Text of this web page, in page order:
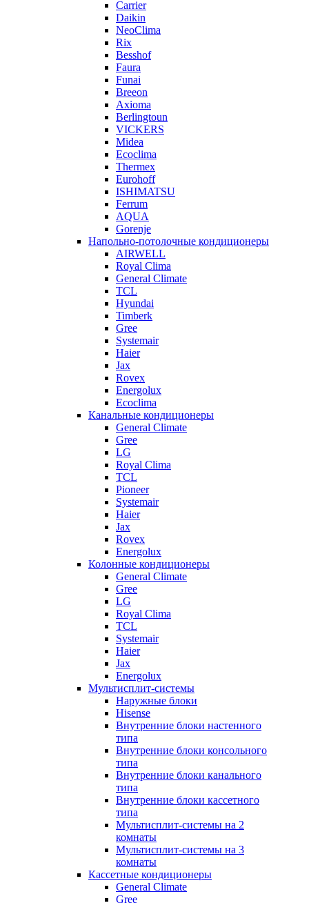
Carrier
Daikin
NeoClima
Rix
Besshof
Faura
Funai
Breeon
Axioma
Berlingtoun
VICKERS
Midea
Ecoclima
Thermex
Eurohoff
ISHIMATSU
Ferrum
AQUA
Gorenje
Напольно-потолочные кондиционеры
AIRWELL
Royal Clima
General Climate
TCL
Hyundai
Timberk
Gree
Systemair
Haier
Jax
Rovex
Energolux
Ecoclima
Канальные кондиционеры
General Climate
Gree
LG
Royal Clima
TCL
Pioneer
Systemair
Haier
Jax
Rovex
Energolux
Колонные кондиционеры
General Climate
Gree
LG
Royal Clima
TCL
Systemair
Haier
Jax
Energolux
Мультисплит-системы
Наружные блоки
Hisense
Внутренние блоки настенного
типа
Внутренние блоки консольного
типа
Внутренние блоки канального
типа
Внутренние блоки кассетного
типа
Мультисплит-системы на 2
комнаты
Мультисплит-системы на 3
комнаты
Кассетные кондиционеры
General Climate
Gree